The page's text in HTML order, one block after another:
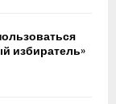
избиратель»